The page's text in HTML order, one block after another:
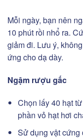
Mỗi ngày, bạn nên
10 phút rồi nhổ ra.
giảm đi. Lưu ý,
ứng cho dạ dày.
Ngậm rượu gấc
Chọn lấy 40 hạt
phần vỏ hạt hơi
Sử dụng vật cứng